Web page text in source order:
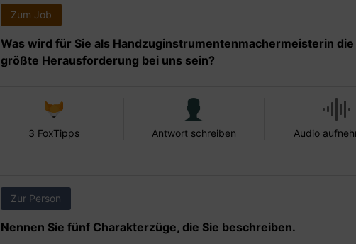
Zum Job
Was wird für Sie als Handzuginstrumentenmachermeisterin die
größte Herausforderung bei uns sein?
3 FoxTipps Antwort schreiben Audio
Zur Person
Nennen Sie fünf Charakterzüge, die Sie beschreiben.